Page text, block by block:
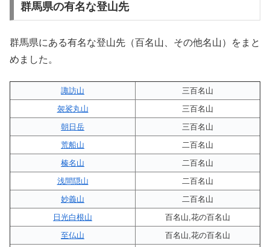
群馬県の有名な登山先
群馬県にある有名な登山先（百名山、その他名山）をまと
めました。
諏訪山
三百名山
袈裟丸山
三百名山
朝日岳
三百名山
荒船山
二百名山
榛名山
二百名山
浅間隠山
二百名山
妙義山
二百名山
日光白根山
百名山,花の百名山
至仏山
百名山,花の百名山